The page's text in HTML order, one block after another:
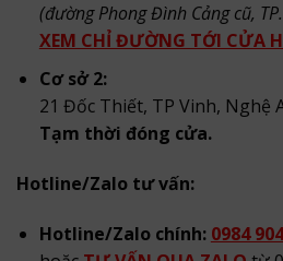
(đường Phong Đình Cảng cũ,
XEM CHỈ ĐƯỜNG TỚI CỬA
Cơ sở 2:
21 Đốc Thiết, TP Vinh, Nghệ
Tạm thời đóng cửa.
Hotline/Zalo tư vấn:
Hotline/Zalo chính: 0984